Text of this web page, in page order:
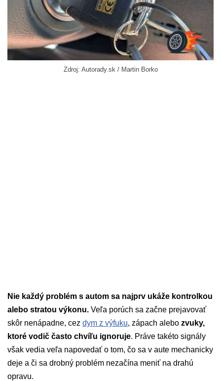
Zdroj: Autorady.sk / Martin Borko
Nie každý problém s autom sa najprv ukáže kontrolkou
alebo stratou výkonu. Veľa porúch sa začne prejavovať
skôr nenápadne, cez dym z výfuku, zápach alebo zvuky,
ktoré vodič často chvíľu ignoruje. Práve takéto signály
však vedia veľa napovedať o tom, čo sa v aute mechanicky
deje a či sa drobný problém nezačína meniť na drahú
opravu.